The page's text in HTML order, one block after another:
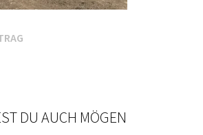
DU AUCH MÖGEN